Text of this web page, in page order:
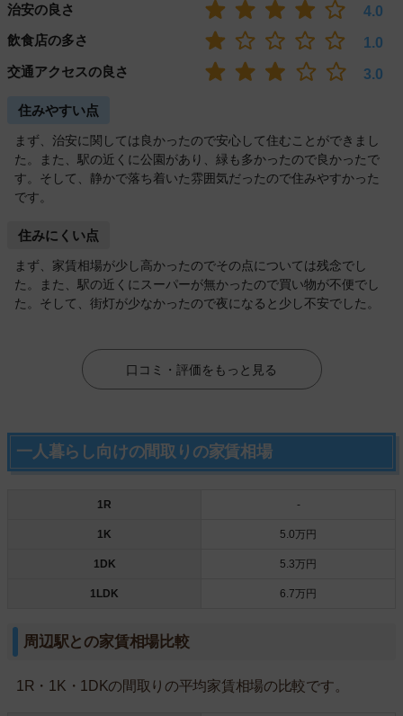
治安の良さ
4.0
飲食店の多さ
1.0
交通アクセスの良さ
3.0
住みやすい点
まず、治安に関しては良かったので安心して住むことができまし
た。また、駅の近くに公園があり、緑も多かったので良かったで
す。そして、静かで落ち着いた雰囲気だったので住みやすかった
です。
住みにくい点
まず、家賃相場が少し高かったのでその点については残念でし
た。また、駅の近くにスーパーが無かったので買い物が不便でし
た。そして、街灯が少なかったので夜になると少し不安でした。
口コミ・評価をもっと見る
一人暮らし向けの間取りの家賃相場
1R -
1K 5.0万円
1DK 5.3万円
1LDK 6.7万円
周辺駅との家賃相場比較
1R・1K・1DKの間取りの平均家賃相場の比較です。